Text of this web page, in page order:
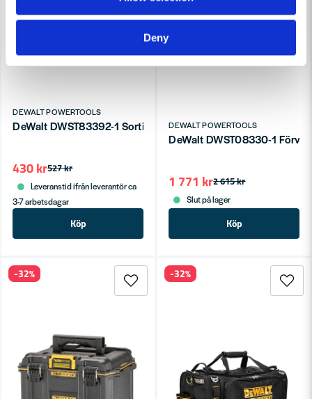
Deny
DEWALT POWERTOOLS
DeWalt DWST83392-1 Sortimentslåda ToughSystem 2.0
527 kr
430 kr
Leveranstid ifrån leverantör ca
3-7 arbetsdagar
Köp
DEWALT POWERTOOLS
DeWalt DWST08330-1
2 615 kr
1 771 kr
Slut på lager
Köp
-32% -32%